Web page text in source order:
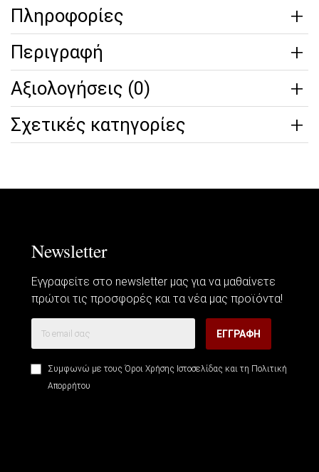
Πληροφορίες
Περιγραφή
Αξιολογήσεις (0)
Σχετικές κατηγορίες
Newsletter
Εγγραφείτε στο newsletter μας για να μαθαίνετε
πρώτοι τις προσφορές και τα νέα μας προϊόντα!
ΕΓΓΡΑΦΉ
Συμφωνώ με τους Όροι Χρήσης Ιστοσελίδας και τη Πολιτική
Απορρήτου